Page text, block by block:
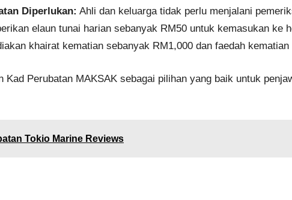
Diperlukan: Ahli dan keluarga tidak perlu menjalani
elaun tunai harian sebanyak RM50 untuk kemasukan ke
khairat kematian sebanyak RM1,000 dan faedah
Kad Perubatan MAKSAK sebagai pilihan yang baik untuk
Tokio Marine Reviews